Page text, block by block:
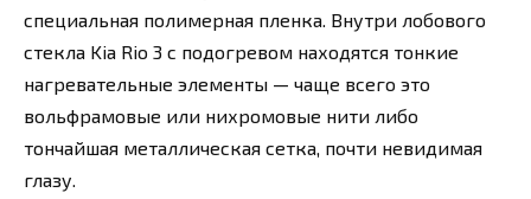
специальная полимерная пленка. Внутри лобового
стекла Kia Rio 3 с подогревом находятся тонкие
нагревательные элементы — чаще всего это
вольфрамовые или нихромовые нити либо
тончайшая металлическая сетка, почти невидимая
глазу.